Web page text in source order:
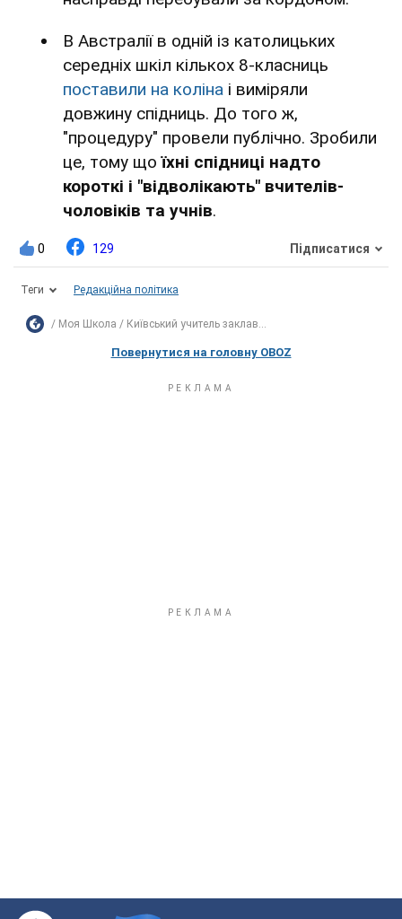
В Австралії в одній із католицьких
середніх шкіл кількох 8-класниць
поставили на коліна і виміряли
довжину спідниць. До того ж,
"процедуру" провели публічно. Зробили
це, тому щоїхні спідниці надто
короткі і "відволікають" вчителів-
чоловіків та учнів.
0 129 Підписатися
Теги Редакційна політика
Моя Школа Київський учитель заклав...
Повернутися на головну OBOZ